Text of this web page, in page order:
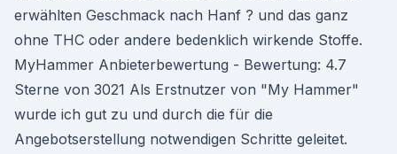
erwählten Geschmack nach Hanf ? und das ganz
ohne THC oder andere bedenklich wirkende Stoffe.
MyHammer Anbieterbewertung - Bewertung: 4.7
Sterne von 3021 Als Erstnutzer von "My Hammer"
wurde ich gut zu und durch die für die
Angebotserstellung notwendigen Schritte geleitet.